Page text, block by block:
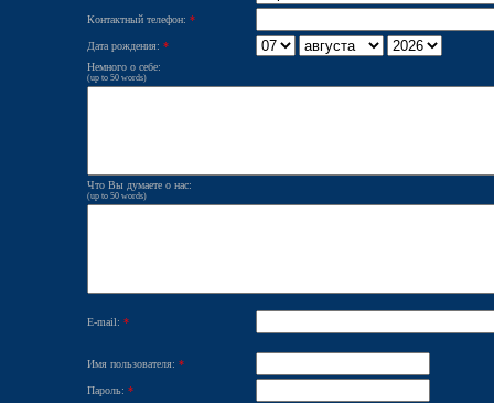
Контактный телефон: *
Дата рождения: *
Немного о себе:
(up to 50 words)
Что Вы думаете о нас:
(up to 50 words)
E-mail: *
Имя пользователя: *
Пароль: *